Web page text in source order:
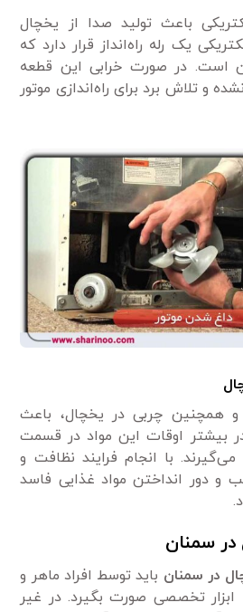
باعث تولید صدا از یخچال
یک رله راه‌انداز قرار دارد که
است. در صورت خرابی این قطعه
و تلاش برد برای راه‌اندازی موتور
و همچنین چربی در یخچال، باعث
بیشتر اوقات این مواد در قسمت
با انجام فرایند نظافت و
و دور انداختن مواد غذایی فاسد
در سمنان
در سمنان باید توسط افراد ماهر و
تخصصی صورت بگیرد. در غیر